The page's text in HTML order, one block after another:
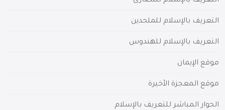
التعريف بالإسلام للملحدين
التعريف بالإسلام للهندوس
موقع الإيمان
موقع المعجزة الأخيرة
الحوار المباشر للتعريف بالإسلام